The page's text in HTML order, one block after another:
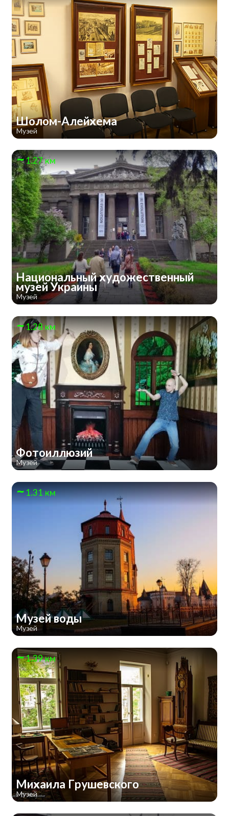
Шолом-Алейхема
Музей
1.27 км
Национальный художественный
музей Украины
Музей
1.28 км
Фотоиллюзий
Музей
1.31 км
Музей воды
Музей
1.39 км
Михаила Грушевского
Музей